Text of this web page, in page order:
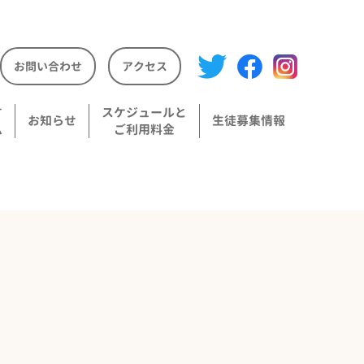
お知らせ
スケジュールと
ご利用料金
生徒募集情報
お問い合わせ アクセス